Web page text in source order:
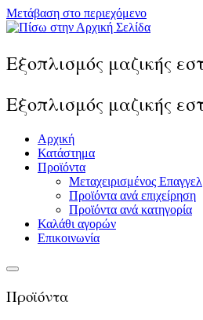
Μετάβαση στο περιεχόμενο
Εξοπλισμός μαζικής
Εξοπλισμός μαζικής
Αρχική
Κατάστημα
Προϊόντα
Μεταχειρισμένος
Προϊόντα ανά επιχείρηση
Προϊόντα ανά κατηγορία
Καλάθι αγορών
Επικοινωνία
Προϊόντα